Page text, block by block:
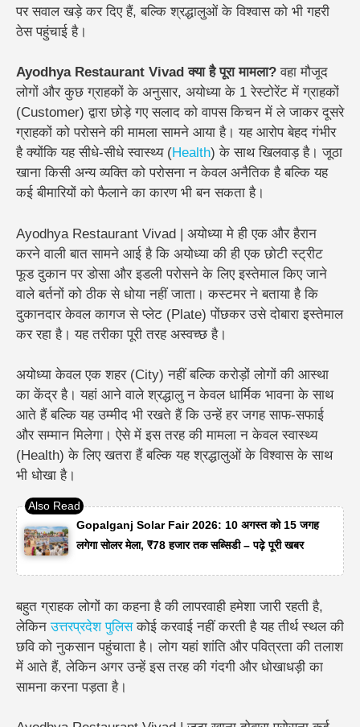
पर सवाल खड़े कर दिए हैं, बल्कि श्रद्धालुओं के विश्वास को भी गहरी
ठेस पहुंचाई है।
Ayodhya Restaurant Vivad क्या है पूरा मामला?वहा मौजूद
लोगों और कुछ ग्राहकों के अनुसार, अयोध्या के 1 रेस्टोरेंट में ग्राहकों
(Customer) द्वारा छोड़े गए सलाद को वापस किचन में ले जाकर दूसरे
ग्राहकों को परोसने की मामला सामने आया है। यह आरोप बेहद गंभीर
है क्योंकि यह सीधे-सीधे स्वास्थ्य (Health) के साथ खिलवाड़ है। जूठा
खाना किसी अन्य व्यक्ति को परोसना न केवल अनैतिक है बल्कि यह
कई बीमारियों को फैलाने का कारण भी बन सकता है।
Ayodhya Restaurant Vivad | अयोध्या मे ही एक और हैरान
करने वाली बात सामने आई है कि अयोध्या की ही एक छोटी स्ट्रीट
फूड दुकान पर डोसा और इडली परोसने के लिए इस्तेमाल किए जाने
वाले बर्तनों को ठीक से धोया नहीं जाता। कस्टमर ने बताया है कि
दुकानदार केवल कागज से प्लेट (Plate) पोंछकर उसे दोबारा इस्तेमाल
कर रहा है। यह तरीका पूरी तरह अस्वच्छ है।
अयोध्या केवल एक शहर (City) नहीं बल्कि करोड़ों लोगों की आस्था
का केंद्र है। यहां आने वाले श्रद्धालु न केवल धार्मिक भावना के साथ
आते हैं बल्कि यह उम्मीद भी रखते हैं कि उन्हें हर जगह साफ-सफाई
और सम्मान मिलेगा। ऐसे में इस तरह की मामला न केवल स्वास्थ्य
(Health) के लिए खतरा हैं बल्कि यह श्रद्धालुओं के विश्वास के साथ
भी धोखा है।
Gopalganj Solar Fair 2026: 10 अगस्त को 15 जगह
लगेगा सोलर मेला, ₹78 हजार तक सब्सिडी – पढ़े पूरी खबर
बहुत ग्राहक लोगों का कहना है की लापरवाही हमेशा जारी रहती है,
लेकिनउत्तरप्रदेश पुलिसकोई करवाई नहीं करती है यह तीर्थ स्थल की
छवि को नुकसान पहुंचाता है। लोग यहां शांति और पवित्रता की तलाश
में आते हैं, लेकिन अगर उन्हें इस तरह की गंदगी और धोखाधड़ी का
सामना करना पड़ता है।